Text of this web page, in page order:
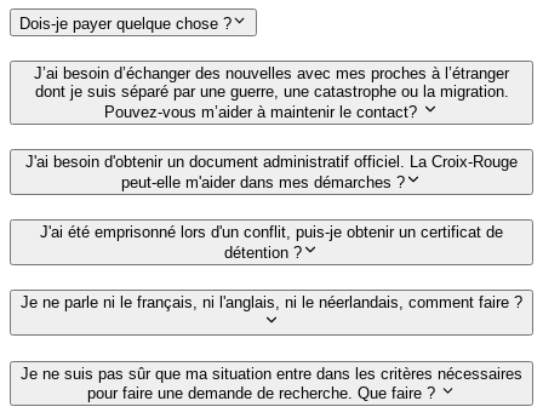
Dois-je payer quelque chose ?
J’ai besoin d’échanger des nouvelles avec mes proches à l’étranger
dont je suis séparé par une guerre, une catastrophe ou la migration.
Pouvez-vous m’aider à maintenir le contact?
J'ai besoin d'obtenir un document administratif officiel. La Croix-Rouge
peut-elle m'aider dans mes démarches ?
J'ai été emprisonné lors d'un conflit, puis-je obtenir un certificat de
détention ?
Je ne parle ni le français, ni l'anglais, ni le néerlandais, comment faire ?
Je ne suis pas sûr que ma situation entre dans les critères nécessaires
pour faire une demande de recherche. Que faire ?